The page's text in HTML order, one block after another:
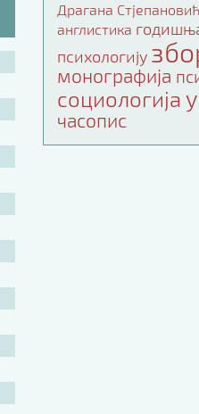
Драгана
англистика
психологију
монографија
социологија
часопис